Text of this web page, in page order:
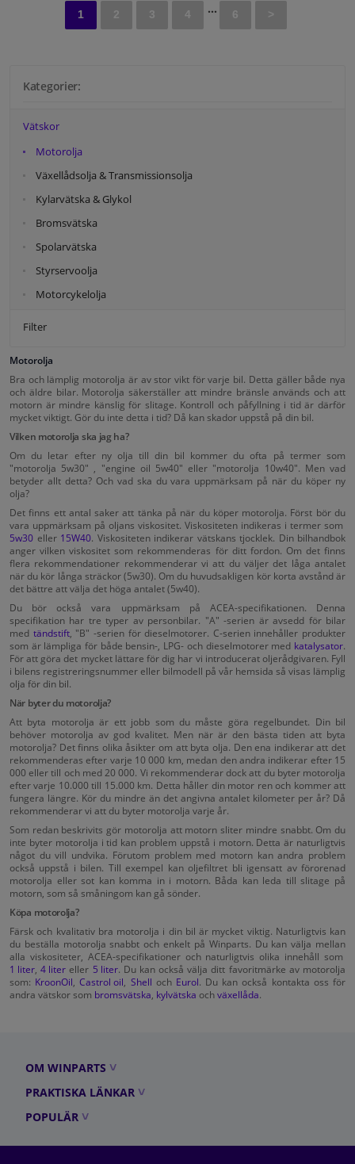
Kategorier:
Vätskor
Motorolja
Växellådsolja & Transmissionsolja
Kylarvätska & Glykol
Bromsvätska
Spolarvätska
Styrservoolja
Motorcykelolja
Filter
Motorolja
Bra och lämplig motorolja är av stor vikt för varje bil. Detta gäller både nya
och äldre bilar. Motorolja säkerställer att mindre bränsle används och att
motorn är mindre känslig för slitage. Kontroll och påfyllning i tid är därför
mycket viktigt. Gör du inte detta i tid? Då kan skador uppstå på din bil.
Vilken motorolja ska jag ha?
Om du letar efter ny olja till din bil kommer du ofta på termer som
"motorolja 5w30" , "engine oil 5w40" eller "motorolja 10w40". Men vad
betyder allt detta? Och vad ska du vara uppmärksam på när du köper ny
olja?
Det finns ett antal saker att tänka på när du köper motorolja. Först bör du
vara uppmärksam på oljans viskositet. Viskositeten indikeras i termer som
5w30 eller 15W40. Viskositeten indikerar vätskans tjocklek. Din bilhandbok
anger vilken viskositet som rekommenderas för ditt fordon. Om det finns
flera rekommendationer rekommenderar vi att du väljer det låga antalet
när du kör långa sträckor (5w30). Om du huvudsakligen kör korta avstånd är
det bättre att välja det höga antalet (5w40).
Du bör också vara uppmärksam på ACEA-specifikationen. Denna
specifikation har tre typer av personbilar. "A" -serien är avsedd för bilar
med tändstift, "B" -serien för dieselmotorer. C-serien innehåller produkter
som är lämpliga för både bensin-, LPG- och dieselmotorer med katalysator.
För att göra det mycket lättare för dig har vi introducerat oljerådgivaren. Fyll
i bilens registreringsnummer eller bilmodell på vår hemsida så visas lämplig
olja för din bil.
När byter du motorolja?
Att byta motorolja är ett jobb som du måste göra regelbundet. Din bil
behöver motorolja av god kvalitet. Men när är den bästa tiden att byta
motorolja? Det finns olika åsikter om att byta olja. Den ena indikerar att det
rekommenderas efter varje 10 000 km, medan den andra indikerar efter 15
000 eller till och med 20 000. Vi rekommenderar dock att du byter motorolja
efter varje 10.000 till 15.000 km. Detta håller din motor ren och kommer att
fungera längre. Kör du mindre än det angivna antalet kilometer per år? Då
rekommenderar vi att du byter motorolja varje år.
Som redan beskrivits gör motorolja att motorn sliter mindre snabbt. Om du
inte byter motorolja i tid kan problem uppstå i motorn. Detta är naturligtvis
något du vill undvika. Förutom problem med motorn kan andra problem
också uppstå i bilen. Till exempel kan oljefiltret bli igensatt av förorenad
motorolja eller sot kan komma in i motorn. Båda kan leda till slitage på
motorn, som så småningom kan gå sönder.
Köpa motorolja?
Färsk och kvalitativ bra motorolja i din bil är mycket viktig. Naturligtvis kan
du beställa motorolja snabbt och enkelt på Winparts. Du kan välja mellan
alla viskositeter, ACEA-specifikationer och naturligtvis olika innehåll som
1 liter,4 liter eller 5 liter. Du kan också välja ditt favoritmärke av motorolja
som: KroonOil,Castrol oil, Shell och Eurol. Du kan också kontakta oss för
andra vätskor som bromsvätska, kylvätska ochväxellåda.
1 2 3 4 ... 6 >
OM WINPARTS
PRAKTISKA LÄNKAR
POPULÄR